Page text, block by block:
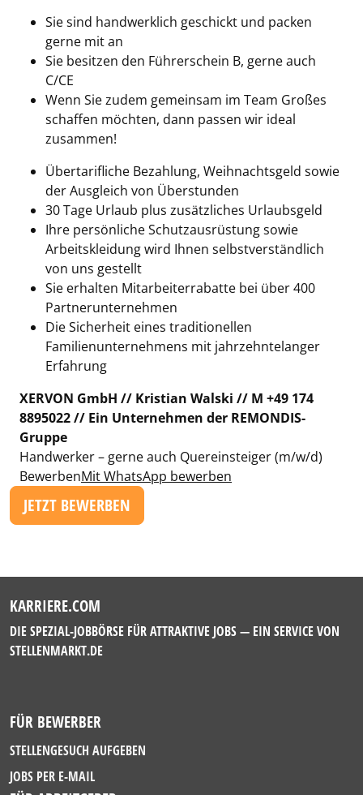
Sie sind handwerklich geschickt und packen
gerne mit an
Sie besitzen den Führerschein B, gerne auch
C/CE
Wenn Sie zudem gemeinsam im Team Großes
schaffen möchten, dann passen wir ideal
zusammen!
Übertarifliche Bezahlung, Weihnachtsgeld sowie
der Ausgleich von Überstunden
30 Tage Urlaub plus zusätzliches Urlaubsgeld
Ihre persönliche Schutzausrüstung sowie
Arbeitskleidung wird Ihnen selbstverständlich
von uns gestellt
Sie erhalten Mitarbeiterrabatte bei über 400
Partnerunternehmen
Die Sicherheit eines traditionellen
Familienunternehmens mit jahrzehntelanger
Erfahrung
XERVON GmbH // Kristian Walski // M +49 174
8895022 // Ein Unternehmen der REMONDIS-
Gruppe
Handwerker – gerne auch Quereinsteiger (m/w/d)
BewerbenMit WhatsApp bewerben
JETZT BEWERBEN
KARRIERE.COM
DIE SPEZIAL-JOBBÖRSE FÜR ATTRAKTIVE JOBS — EIN SERVICE VON
STELLENMARKT.DE
FÜR BEWERBER
STELLENGESUCH AUFGEBEN
JOBS PER E-MAIL